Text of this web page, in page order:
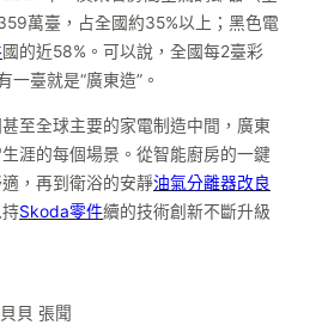
萬臺，占全國約35%以上；黑色電
國的近58%。可以說，全國每2臺彩
臺就是“廣東造”。
至全球主要的家電制造中間，廣東
涯的每個場景。從智能廚房的一鍵
，再到衛浴的安靜油氣分離器改良
Skoda零件續的技術創新不斷升級
貝 張聞